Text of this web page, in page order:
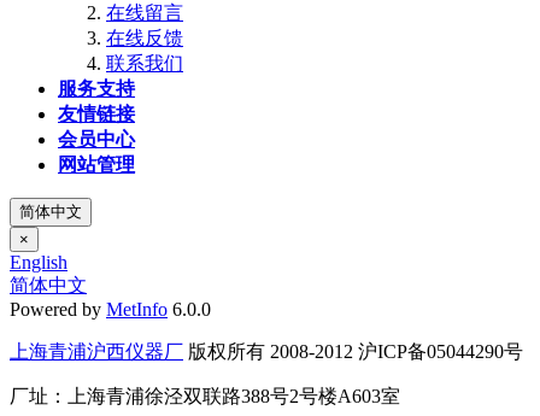
在线留言
在线反馈
联系我们
服务支持
友情链接
会员中心
网站管理
简体中文
×
English
简体中文
Powered by MetInfo 6.0.0
上海青浦沪西仪器厂 版权所有 2008-2012 沪ICP备05044290号
厂址：上海青浦徐泾双联路388号2号楼A603室